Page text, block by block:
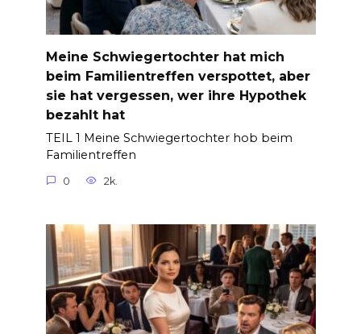
Meine Schwiegertochter hat mich
beim Familientreffen verspottet, aber
sie hat vergessen, wer ihre Hypothek
bezahlt hat
TEIL 1 Meine Schwiegertochter hob beim
Familientreffen
0 2k.